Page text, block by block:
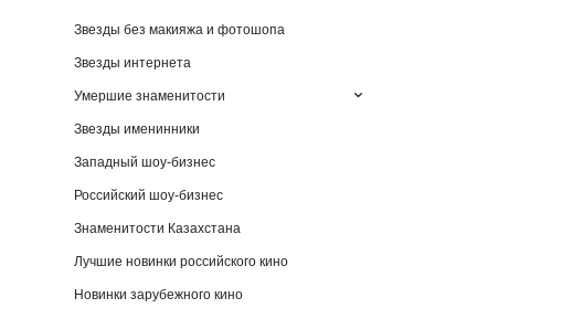
Звезды без макияжа и фотошопа
Звезды интернета
Умершие знаменитости
Звезды именинники
Западный шоу-бизнес
Российский шоу-бизнес
Знаменитости Казахстана
Лучшие новинки российского кино
Новинки зарубежного кино